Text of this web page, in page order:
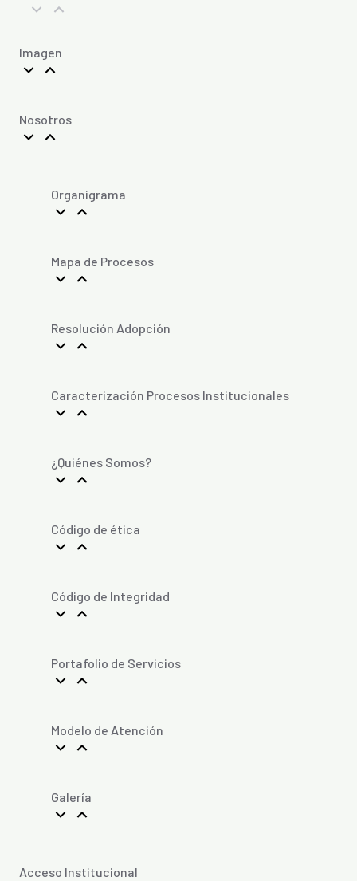
Imagen
Nosotros
Organigrama
Mapa de Procesos
Resolución Adopción
Caracterización Procesos Institucionales
¿Quiénes Somos?
Código de ética
Código de Integridad
Portafolio de Servicios
Modelo de Atención
Galería
Acceso Institucional